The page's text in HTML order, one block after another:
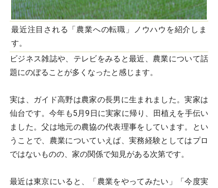
最近注目される「農業への転職」ノウハウを紹介しま
す。
ビジネス雑誌や、テレビをみると最近、農業について話
題にのぼることが多くなったと感じます。
実は、ガイド高野は農家の長男に生まれました。実家は
仙台です。今年も5月9日に実家に帰り、田植えを手伝い
ました。父は地元の農協の代表理事をしています。とい
うことで、農業についていえば、実務経験としてはプロ
ではないものの、家の関係で知見がある次第です。
最近は東京にいると、「農業をやってみたい」「今度実